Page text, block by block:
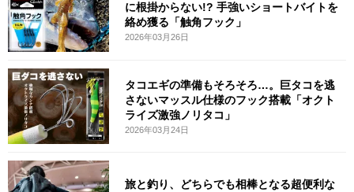
に根掛からない!? 手強いショートバイトを
絡め獲る「触角フック」
2026年03月26日
タコエギの準備もそろそろ…。巨タコを逃
さないマッスル仕様のフック搭載「オクト
ライズ激強ノリタコ」
2026年03月24日
旅と釣り、どちらでも相棒となる超便利な